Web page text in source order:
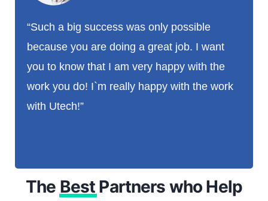
“Such a big success was only possible
because you are doing a great job. I want
you to know that I am very happy with the
work you do! I`m really happy with the work
with Utech!”
The Best Partners who Help